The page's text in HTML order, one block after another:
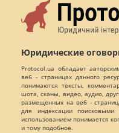
Юридические
Protocol.ua обладает
веб - страницах данного
понимаются тексты,
шота, сканы, видео, аудио,
размещенных на веб -
для индексации
использованием понимается
и тому подобное.